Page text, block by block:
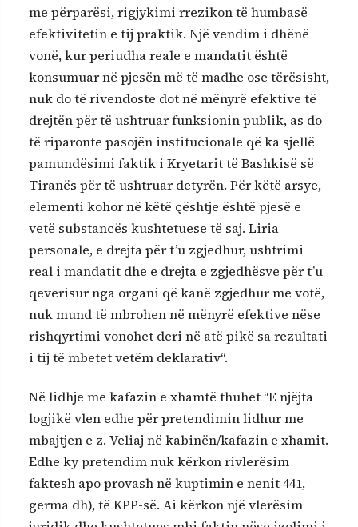
me përparësi, rigjykimi rrezikon të humbasë
efektivitetin e tij praktik. Një vendim i dhënë
vonë, kur periudha reale e mandatit është
konsumuar në pjesën më të madhe ose tërësisht,
nuk do të rivendoste dot në mënyrë efektive të
drejtën për të ushtruar funksionin publik, as do
të riparonte pasojën institucionale që ka sjellë
pamundësimi faktik i Kryetarit të Bashkisë së
Tiranës për të ushtruar detyrën. Për këtë arsye,
elementi kohor në këtë çështje është pjesë e
vetë substancës kushtetuese të saj. Liria
personale, e drejta për t’u zgjedhur, ushtrimi
real i mandatit dhe e drejta e zgjedhësve për t’u
qeverisur nga organi që kanë zgjedhur me votë,
nuk mund të mbrohen në mënyrë efektive nëse
rishqyrtimi vonohet deri në atë pikë sa rezultati
i tij të mbetet vetëm deklarativ“.
Në lidhje me kafazin e xhamtë thuhet “E njëjta
logjikë vlen edhe për pretendimin lidhur me
mbajtjen e z. Veliaj në kabinën/kafazin e xhamit.
Edhe ky pretendim nuk kërkon rivlerësim
faktesh apo provash në kuptimin e nenit 441,
germa dh), të KPP-së. Ai kërkon një vlerësim